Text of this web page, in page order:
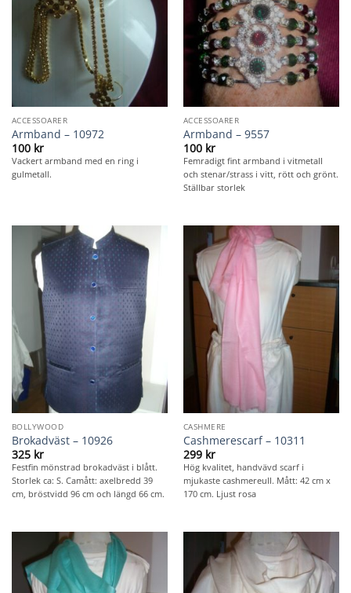
ACCESSOARER
Armband – 10972
100 kr
Vackert armband med en ring i
gulmetall.
ACCESSOARER
Armband – 9557
100 kr
Femradigt fint armband i vitmetall
och stenar/strass i vitt, rött och grönt.
Ställbar storlek
BOLLYWOOD
Brokadväst – 10926
325 kr
Festfin mönstrad brokadväst i blått.
Storlek ca: S. Camått: axelbredd 39
cm, bröstvidd 96 cm och längd 66 cm.
CASHMERE
Cashmerescarf – 10311
299 kr
Hög kvalitet, handvävd scarf i
mjukaste cashmereull. Mått: 42 cm x
170 cm. Ljust rosa